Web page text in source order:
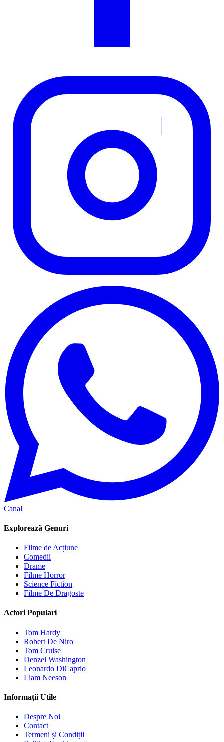
Canal
Explorează Genuri
Filme de Acțiune
Comedii
Drame
Filme Horror
Science Fiction
Filme De Dragoste
Actori Populari
Tom Hardy
Robert De Niro
Tom Cruise
Denzel Washington
Leonardo DiCaprio
Liam Neeson
Informații Utile
Despre Noi
Contact
Termeni și Condiții